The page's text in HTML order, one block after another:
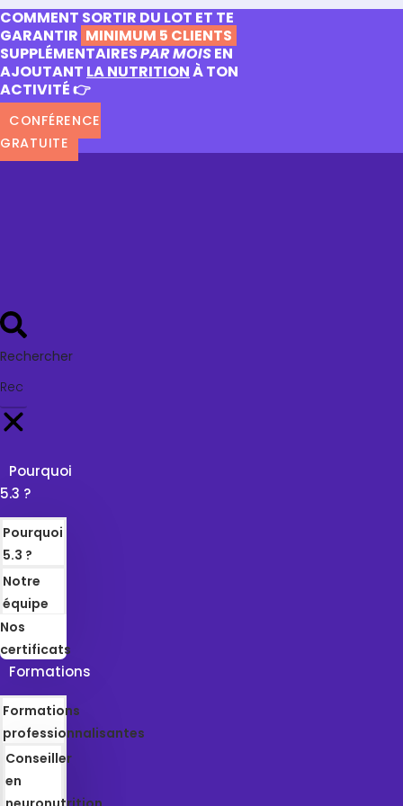
COMMENT SORTIR DU LOT ET TE
GARANTIR MINIMUM 5 CLIENTS
SUPPLÉMENTAIRESPAR MOISEN
AJOUTANT LA NUTRITIONÀ TON
ACTIVITÉ 👉
CONFÉRENCE
GRATUITE
Rechercher
Pourquoi
5.3 ?
Pourquoi
5.3 ?
Notre
équipe
Nos
certificats
Formations
Formations
professionnalisantes
Conseiller
en